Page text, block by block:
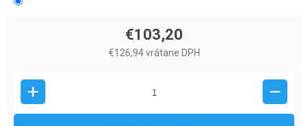
€103,20
€126,94 vrátane DPH